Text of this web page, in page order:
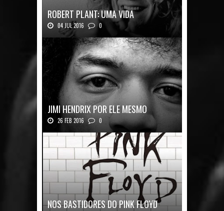
ROBERT PLANT: UMA VIDA
04 JUL 2016 0
Robert Plant, o vocalista do Led Zeppeli...
JIMI HENDRIX POR ELE MESMO
26 FEB 2016 0
Texto histórico expõe a mente do mestre J...
NOS BASTIDORES DO PINK FLOYD